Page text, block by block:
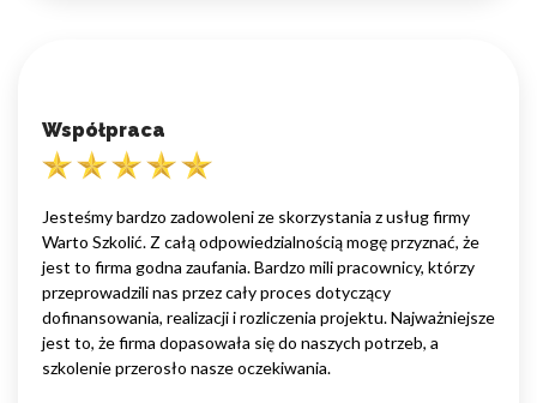
Współpraca
Jesteśmy bardzo zadowoleni ze skorzystania z usług firmy
Warto Szkolić. Z całą odpowiedzialnością mogę przyznać, że
jest to firma godna zaufania. Bardzo mili pracownicy, którzy
przeprowadzili nas przez cały proces dotyczący
dofinansowania, realizacji i rozliczenia projektu. Najważniejsze
jest to, że firma dopasowała się do naszych potrzeb, a
szkolenie przerosło nasze oczekiwania.